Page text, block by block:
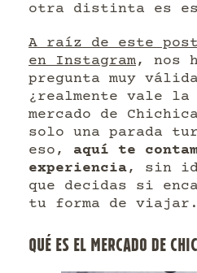
otra distinta es
A raíz de este post
en Instagram, nos
pregunta muy
¿realmente vale
mercado de
solo una parada
eso, aquí te
experiencia, sin
que decidas si
tu forma de viajar.
QUÉ ES EL MERCADO DE